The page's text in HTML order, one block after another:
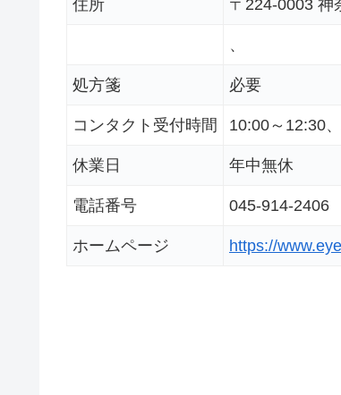
住所 〒224-0003
、
処方箋 必要
コンタクト受付時間 10:00～12:30
休業日 年中無休
電話番号 045-914-2406
ホームページ https://